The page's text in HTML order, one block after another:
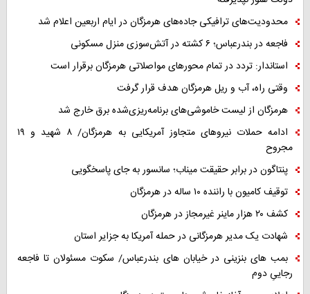
محدودیت‌های ترافیکی جاده‌های هرمزگان در ایام اربعین اعلام شد
فاجعه در بندرعباس؛ ۶ کشته در آتش‌سوزی منزل مسکونی
استاندار: تردد در تمام محورهای مواصلاتی هرمزگان برقرار است
وقتی راه، آب و ریل هرمزگان هدف قرار گرفت
هرمزگان از لیست خاموشی‌های برنامه‌ریزی‌شده برق خارج شد
ادامه حملات نیروهای متجاوز آمریکایی به هرمزگان/ ۸ شهید و ۱۹
مجروح
پنتاگون در برابر حقیقت میناب؛ سانسور به جای پاسخگویی
توقیف کامیون با راننده ۱۰ ساله در هرمزگان
کشف ۲۰ هزار ماینر غیرمجاز در هرمزگان
شهادت یک مدیر هرمزگانی در حمله آمریکا به جزایر استان
بمب های بنزینی در خیابان های بندرعباس/ سکوت مسئولان تا فاجعه
رجاییِ دوم